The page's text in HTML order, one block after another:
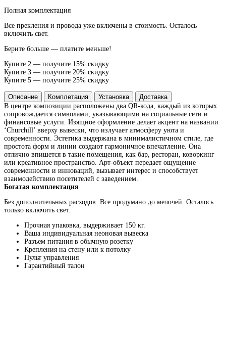
Полная комплектация
Все прекления и провода уже включены в стоимость. Осталось
включить свет.
Берите больше — платите меньше!
Купите 2 — получите 15% скидку
Купите 3 — получите 20% скидку
Купите 5 — получите 25% скидку
Описание Комплетация Установка
Доставка
В центре композиции расположены два QR-кода, каждый из которых
сопровождается символами, указывающими на социальные сети и
финансовые услуги. Изящное оформление делает акцент на названии
‘Churchill’ вверху вывески, что излучает атмосферу уюта и
современности. Эстетика выдержана в минималистичном стиле, где
простота форм и линии создают гармоничное впечатление. Она
отлично впишется в такие помещения, как бар, ресторан, коворкинг
или креативное пространство. Арт-объект передает ощущение
современности и инноваций, вызывает интерес и способствует
взаимодействию посетителей с заведением.
Богатая комплектация
Без дополнительных расходов. Все продумано до мелочей. Осталось
только включить свет.
Прочная упаковка, выдерживает 150 кг.
Ваша индивидуальная неоновая вывеска
Разъем питания в обычную розетку
Крепления на стену или к потолку
Пульт управления
Гарантийный талон